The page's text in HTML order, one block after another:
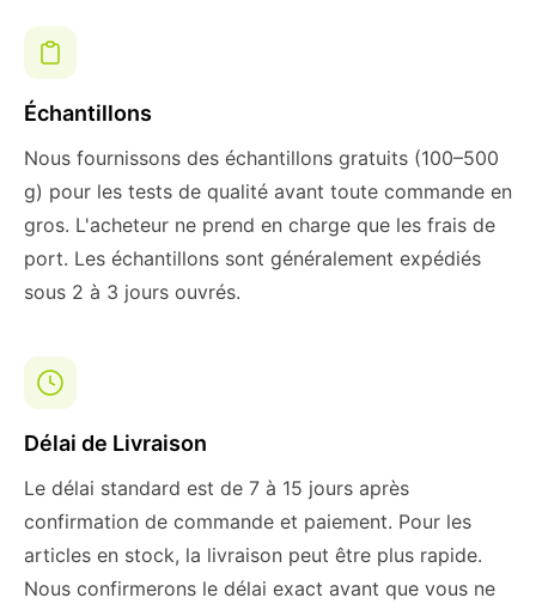
Échantillons
Nous fournissons des échantillons gratuits (100–500
g) pour les tests de qualité avant toute commande en
gros. L'acheteur ne prend en charge que les frais de
port. Les échantillons sont généralement expédiés
sous 2 à 3 jours ouvrés.
Délai de Livraison
Le délai standard est de 7 à 15 jours après
confirmation de commande et paiement. Pour les
articles en stock, la livraison peut être plus rapide.
Nous confirmerons le délai exact avant que vous ne